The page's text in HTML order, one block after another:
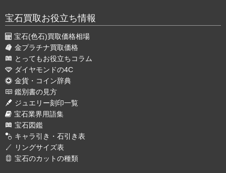
宝石買取お役立ち情報
宝石(色石)買取価格相場
金プラチナ買取価格
とってもお役立ちコラム
ダイヤモンドの4C
金貨・コイン辞典
鑑別書の見方
ジュエリー刻印一覧
宝石業界用語集
宝石図鑑
キャラ引き・石引き表
リングサイズ表
宝石のカットの種類